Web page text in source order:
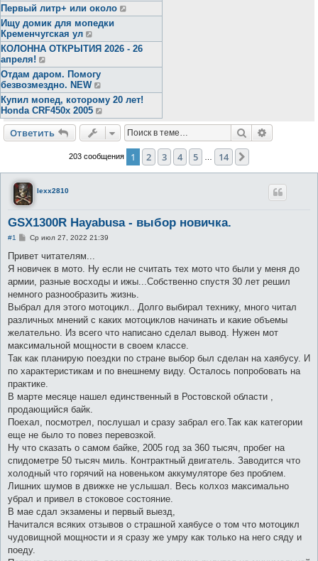
Первый литр+ или около
Ищу домик для мопедки
Кременчугская ул
КОЛОННА ОТКРЫТИЯ 2026 - 26
апреля!
Отдам даром. Помогу
безвозмездно. NEW
Купил мопед, которому 20 лет!
Honda CRF450x 2005
Ответить Поиск
203 сообщения 1 2 3 4 5 14
lexx2810
GSX1300R Hayabusa - выбор новичка.
#1
С
о
щ
е
и
е
Ср июл 27, 2022 21:39
Привет читателям...
Я новичек в мото. Ну если не считать тех мото что были у меня до
армии, разные восходы и ижы...Собственно спустя 30 лет решил
немного разнообразить жизнь.
Выбрал для этого мотоцикл.. Долго выбирал технику, много читал
различных мнений с каких мотоциклов начинать и какие объемы
желательно. Из всего что написано сделал вывод. Нужен мот
максимальной мощности в своем классе.
Так как планирую поездки по стране выбор был сделан на хаябусу. И
по характеристикам и по внешнему виду. Осталось попробовать на
практике.
В марте месяце нашел единственный в Ростовской области ,
продающийся байк.
Поехал, посмотрел, послушал и сразу забрал его.Так как категории
еще не было то повез перевозкой.
Ну что сказать о самом байке, 2005 год за 360 тысяч, пробег на
спидометре 50 тысяч миль. Контрактный двигатель. Заводится что
холодный что горячий на новеньком аккумуляторе без проблем.
Лишних шумов в движке не услышал. Весь колхоз максимально
убрал и привел в стоковое состояние.
В мае сдал экзамены и первый выезд,
Начитался всяких отзывов о страшной хаябусе о том что мотоцикл
чудовищной мощности и я сразу же умру как только на него сяду и
поеду.